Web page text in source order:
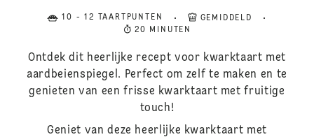
10 - 12 TAARTPUNTEN
GEMIDDELD
20 MINUTEN
Ontdek dit heerlijke recept voor kwarktaart met
aardbeienspiegel. Perfect om zelf te maken en te
genieten van een frisse kwarktaart met fruitige
touch!
Geniet van deze heerlijke kwarktaart met